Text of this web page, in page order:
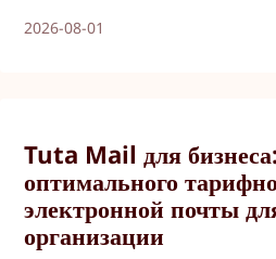
2026-08-01
Tuta Mail для
оптимального
электронной почты
организации